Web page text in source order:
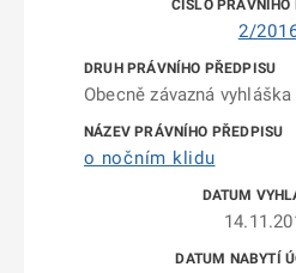
2/
Obecně závazná vyhláška
o nočním klidu